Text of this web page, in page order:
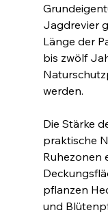
Jagdrevier
Länge der
bis zwölf
werden.
Die Stärke
praktische
Ruhezonen
pflanzen
und